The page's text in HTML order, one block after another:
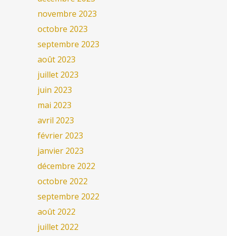
novembre 2023
octobre 2023
septembre 2023
août 2023
juillet 2023
juin 2023
mai 2023
avril 2023
février 2023
janvier 2023
décembre 2022
octobre 2022
septembre 2022
août 2022
juillet 2022